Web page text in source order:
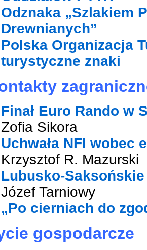
Odznaka „Szlakiem
Drewnianych”
Polska Organizacja
turystyczne znaki
Finał Euro Rando w
Zofia Sikora
Uchwała NFI
Krzysztof R. Mazurski
Lubusko-
Józef Tarniowy
„Po cierniach do
gospodarcze